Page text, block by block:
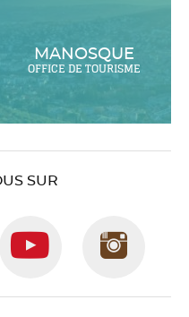
MANOSQUE
OFFICE DE TOURISME
SUR
Suivez-